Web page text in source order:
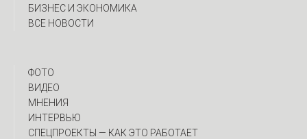
БИЗНЕС И ЭКОНОМИКА
ВСЕ НОВОСТИ
ФОТО
ВИДЕО
МНЕНИЯ
ИНТЕРВЬЮ
CПЕЦПРОЕКТЫ — КАК ЭТО РАБОТАЕТ